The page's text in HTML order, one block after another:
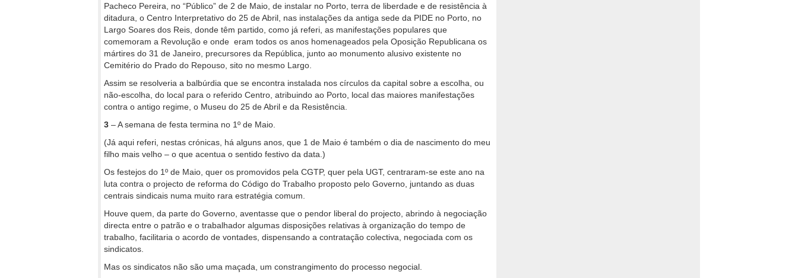
Pacheco Pereira, no “Público” de 2 de Maio, de instalar no Porto, terra de liberdade e de resistência à
ditadura, o Centro Interpretativo do 25 de Abril, nas instalações da antiga sede da PIDE no Porto, no
Largo Soares dos Reis, donde têm partido, como já referi, as manifestações populares que
comemoram a Revolução e onde eram todos os anos homenageados pela Oposição Republicana os
mártires do 31 de Janeiro, precursores da República, junto ao monumento alusivo existente no
Cemitério do Prado do Repouso, sito no mesmo Largo.
Assim se resolveria a balbúrdia que se encontra instalada nos círculos da capital sobre a escolha, ou
não-escolha, do local para o referido Centro, atribuindo ao Porto, local das maiores manifestações
contra o antigo regime, o Museu do 25 de Abril e da Resistência.
3 – A semana de festa termina no 1º de Maio.
(Já aqui referi, nestas crónicas, há alguns anos, que 1 de Maio é também o dia de nascimento do meu
filho mais velho – o que acentua o sentido festivo da data.)
Os festejos do 1º de Maio, quer os promovidos pela CGTP, quer pela UGT, centraram-se este ano na
luta contra o projecto de reforma do Código do Trabalho proposto pelo Governo, juntando as duas
centrais sindicais numa muito rara estratégia comum.
Houve quem, da parte do Governo, aventasse que o pendor liberal do projecto, abrindo à negociação
directa entre o patrão e o trabalhador algumas disposições relativas à organização do tempo de
trabalho, facilitaria o acordo de vontades, dispensando a contratação colectiva, negociada com os
sindicatos.
Mas os sindicatos não são uma maçada, um constrangimento do processo negocial.